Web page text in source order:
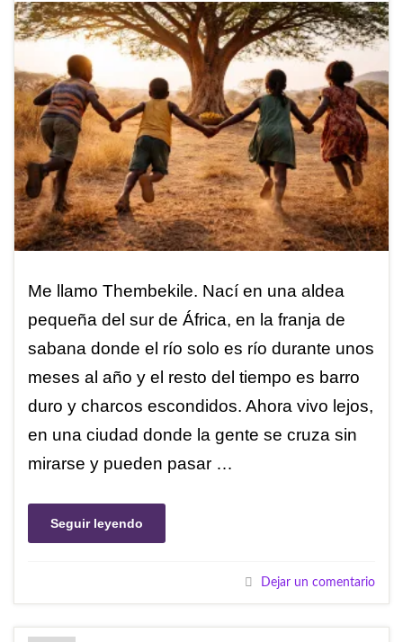
Me llamo Thembekile. Nací en una aldea
pequeña del sur de África, en la franja de
sabana donde el río solo es río durante unos
meses al año y el resto del tiempo es barro
duro y charcos escondidos. Ahora vivo lejos,
en una ciudad donde la gente se cruza sin
mirarse y pueden pasar …
Seguir leyendo
Dejar un comentario